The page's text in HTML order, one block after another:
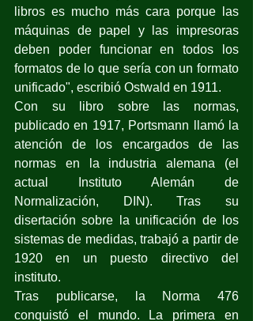
libros es mucho más cara porque las
máquinas de papel y las impresoras
deben poder funcionar en todos los
formatos de lo que sería con un formato
unificado", escribió Ostwald en 1911.
Con su libro sobre las normas,
publicado en 1917, Portsmann llamó la
atención de los encargados de las
normas en la industria alemana (el
actual Instituto Alemán de
Normalización, DIN). Tras su
disertación sobre la unificación de los
sistemas de medidas, trabajó a partir de
1920 en un puesto directivo del
instituto.
Tras publicarse, la Norma 476
conquistó el mundo. La primera en